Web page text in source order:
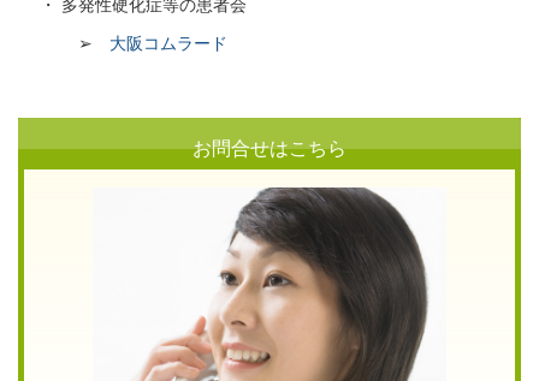
・ 多発性硬化症等の患者会
➢ 大阪コムラード
お問合せはこちら